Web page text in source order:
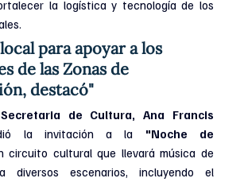
la logística y tecnología de los
para apoyar a los
de las Zonas de
destacó"
Secretaria de Cultura, Ana Francis
la invitación a la "Noche de
circuito cultural que llevará música de
escenarios, incluyendo el